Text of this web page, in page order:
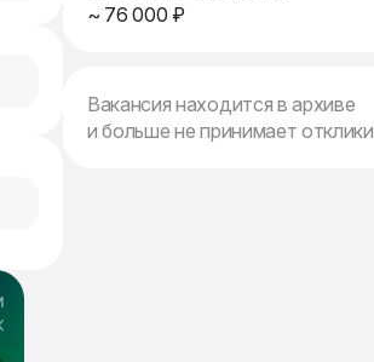
~ 76 000 ₽
Вакансия находится в архиве
и больше не принимает отклики